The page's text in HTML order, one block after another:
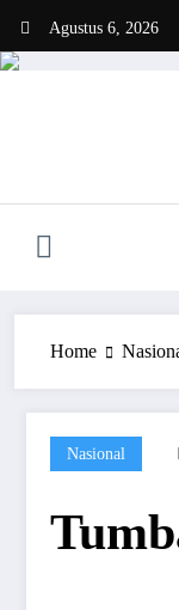
content
Agustus 6, 2026
Home
Nasional